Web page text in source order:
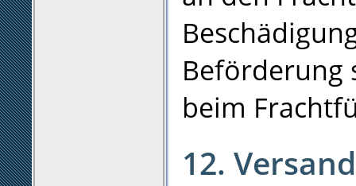
Beförderung
beim
12.